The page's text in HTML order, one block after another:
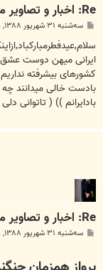
Re: اخبار و تصاوير مراسم رژه ي نيروهاي مسلح در روز 31/6/88
پ
ت
سه‌شنبه ۳۱ شهریور ۱۳۸۸, ۱۲:۱۹ ب.ظ
ايرانى ميهن دوست عشق
كشورهاى بيشرفته
بادست خالی میدانند چه
بادايرانم )) ( تاتوانى دلى بدست ار 000
Re: اخبار و تصاوير مراسم رژه ي نيروهاي مسلح در روز 31/6/88
پ سه‌شنبه ۳۱ شهریور ۱۳۸۸, ۱۲:۴۸ ب.ظ